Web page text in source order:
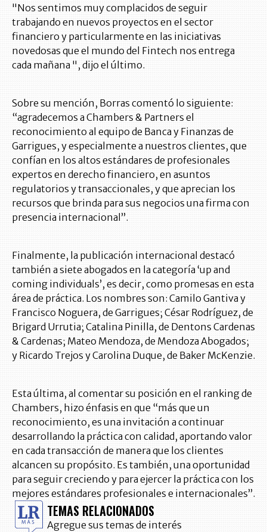
"Nos sentimos muy complacidos de seguir
trabajando en nuevos proyectos en el sector
financiero y particularmente en las iniciativas
novedosas que el mundo del Fintech nos entrega
cada mañana ", dijo el último.
Sobre su mención, Borras comentó lo siguiente:
“agradecemos a Chambers & Partners el
reconocimiento al equipo de Banca y Finanzas de
Garrigues, y especialmente a nuestros clientes, que
confían en los altos estándares de profesionales
expertos en derecho financiero, en asuntos
regulatorios y transaccionales, y que aprecian los
recursos que brinda para sus negocios una firma con
presencia internacional”.
Finalmente, la publicación internacional destacó
también a siete abogados en la categoría ‘up and
coming individuals’, es decir, como promesas en esta
área de práctica. Los nombres son: Camilo Gantiva y
Francisco Noguera, de Garrigues; César Rodríguez, de
Brigard Urrutia; Catalina Pinilla, de Dentons Cardenas
& Cardenas; Mateo Mendoza, de Mendoza Abogados;
y Ricardo Trejos y Carolina Duque, de Baker McKenzie.
Esta última, al comentar su posición en el ranking de
Chambers, hizo énfasis en que “más que un
reconocimiento, es una invitación a continuar
desarrollando la práctica con calidad, aportando valor
en cada transacción de manera que los clientes
alcancen su propósito. Es también, una oportunidad
para seguir creciendo y para ejercer la práctica con los
mejores estándares profesionales e internacionales”.
TEMAS RELACIONADOS
Agregue sus temas de interés